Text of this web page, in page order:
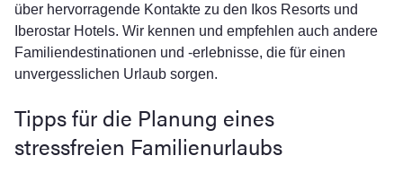
über hervorragende Kontakte zu den Ikos Resorts und
Iberostar Hotels. Wir kennen und empfehlen auch andere
Familiendestinationen und -erlebnisse, die für einen
unvergesslichen Urlaub sorgen.
Tipps für die Planung eines
stressfreien Familienurlaubs